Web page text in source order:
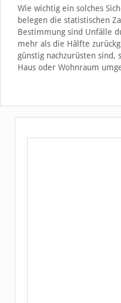
Wie wichtig ein solches
belegen die statistischen
Bestimmung sind Unfälle
mehr als die Hälfte
günstig nachzurüsten
Haus oder Wohnraum